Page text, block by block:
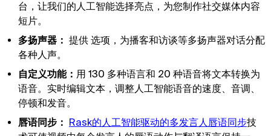
台，让我们的人工智能选择亮点，为您制作社交媒体内容
短片。
多扬声器： 提供 选项，为播客和访谈等多扬声器对话分配
各种人声。
自定义功能： 用 130 多种语言和 20 种语音将文本转换为
语音。实时编辑文本，调整人工智能语音的速度、音调、
停顿和发音。
唇语同步：
Rask的人工智能驱动的多发言人唇语同步技